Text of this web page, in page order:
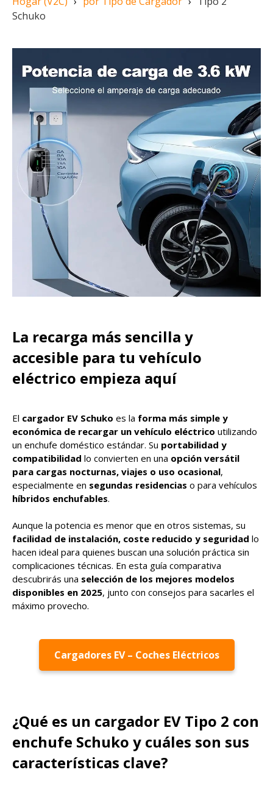
Schuko
La recarga más sencilla y
accesible para tu vehículo
eléctrico empieza aquí
El cargador EV Schuko es la forma más simple y
económica de recargar un vehículo eléctrico utilizando
un enchufe doméstico estándar. Su portabilidad y
compatibilidad lo convierten en una opción versátil
para cargas nocturnas, viajes o uso ocasional,
especialmente en segundas residencias o para vehículos
híbridos enchufables.
Aunque la potencia es menor que en otros sistemas, su
facilidad de instalación, coste reducido y seguridad lo
hacen ideal para quienes buscan una solución práctica sin
complicaciones técnicas. En esta guía comparativa
descubrirás una selección de los mejores modelos
disponibles en 2025, junto con consejos para sacarles el
máximo provecho.
Cargadores EV – Coches Eléctricos
¿Qué es un cargador EV Tipo 2 con
enchufe Schuko y cuáles son sus
características clave?